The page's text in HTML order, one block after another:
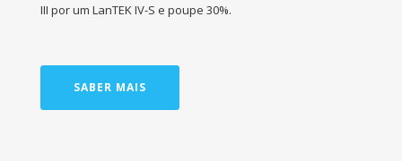
III por um LanTEK IV-S e poupe 30%.
SABER MAIS